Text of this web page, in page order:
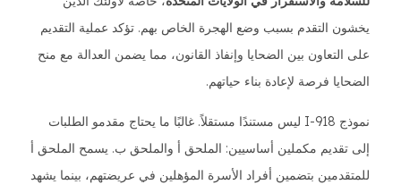
يخشون التقدم بسبب وضع الهجرة الخاص بهم. تؤكد عملية التقديم
على التعاون بين الضحايا وإنفاذ القانون، مما يضمن العدالة مع منح
الضحايا فرصة لإعادة بناء حياتهم.
نموذج I-918 ليس مستندًا مستقلاً. غالبًا ما يحتاج مقدمو الطلبات
إلى تقديم مكملين أساسيين: الملحق أ والملحق ب. يسمح الملحق أ
للمتقدمين بتضمين أفراد الأسرة المؤهلين في عريضتهم، بينما يشهد